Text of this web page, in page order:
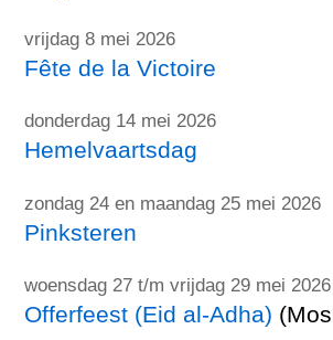
vrijdag 8 mei 2026
Fête de la Victoire
donderdag 14 mei 2026
Hemelvaartsdag
zondag 24 en maandag 25 mei 2026
Pinksteren
woensdag 27 t/m vrijdag 29 mei 2026
Offerfeest (Eid al-Adha)